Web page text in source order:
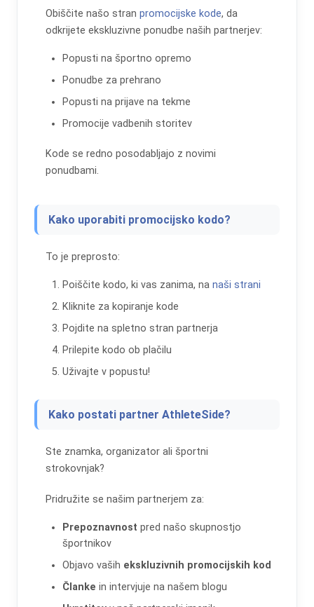
Obiščite našo stran promocijske kode, da
odkrijete ekskluzivne ponudbe naših partnerjev:
Popusti na športno opremo
Ponudbe za prehrano
Popusti na prijave na tekme
Promocije vadbenih storitev
Kode se redno posodabljajo z novimi
ponudbami.
Kako uporabiti promocijsko kodo?
To je preprosto:
Poiščite kodo, ki vas zanima, na naši strani
Kliknite za kopiranje kode
Pojdite na spletno stran partnerja
Prilepite kodo ob plačilu
Uživajte v popustu!
Kako postati partner AthleteSide?
Ste znamka, organizator ali športni
strokovnjak?
Pridružite se našim partnerjem za:
Prepoznavnost pred našo skupnostjo
športnikov
Objavo vaših ekskluzivnih promocijskih kod
Članke in intervjuje na našem blogu